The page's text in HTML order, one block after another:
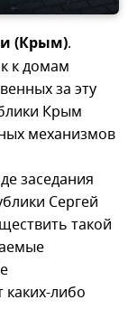
(Крым).
к домам
за эту
Крым
механизмов
заседания
Сергей
такой
либо